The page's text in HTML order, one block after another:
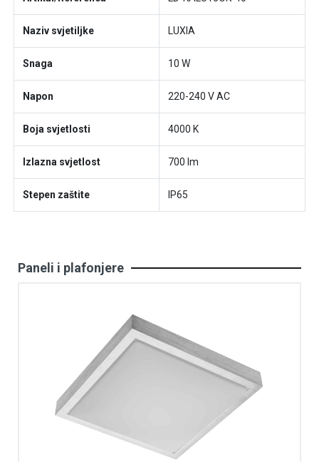
Naziv svjetiljke LUXIA
Snaga 10 W
Napon 220-240 V AC
Boja svjetlosti 4000 K
Izlazna svjetlost 700 lm
Stepen zaštite IP65
Paneli i plafonjere